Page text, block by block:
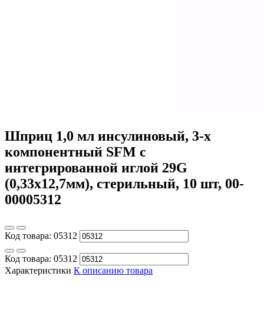
Шприц 1,0 мл инсулиновый, 3-х
компонентный SFM с
интегрированной иглой 29G
(0,33x12,7мм), стерильный, 10 шт, 00-
00005312
Код товара: 05312
Код товара: 05312
Характеристики К описанию товара